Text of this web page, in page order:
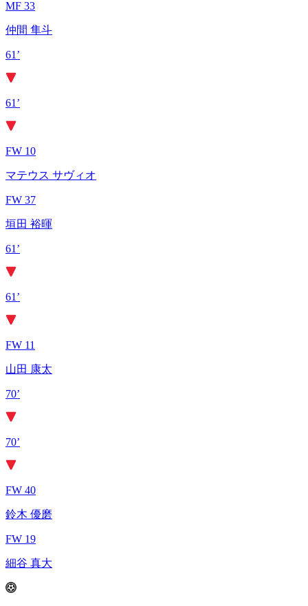
MF 33
仲間 隼斗
61’
61’
FW 10
マテウス サヴィオ
FW 37
垣田 裕暉
61’
61’
FW 11
山田 康太
70’
70’
FW 40
鈴木 優磨
FW 19
細谷 真大